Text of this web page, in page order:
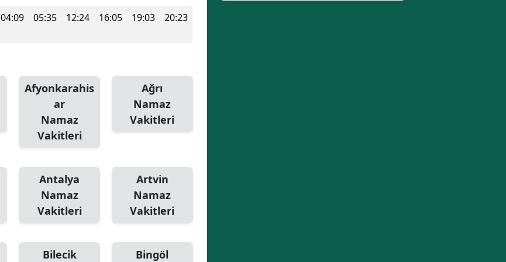
04:09 05:35 12:24 16:05 19:03 20:23
Afyonkarahis
ar
Namaz
Vakitleri
Ağrı
Namaz
Vakitleri
Antalya
Namaz
Vakitleri
Artvin
Namaz
Vakitleri
Bilecik
Bingöl